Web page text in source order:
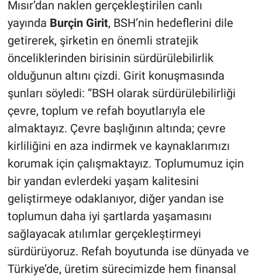
Mısır’dan naklen gerçekleştirilen canlı
yayında Burçin Girit, BSH’nin hedeflerini dile
getirerek, şirketin en önemli stratejik
önceliklerinden birisinin sürdürülebilirlik
olduğunun altını çizdi. Girit konuşmasında
şunları söyledi: “BSH olarak sürdürülebilirliği
çevre, toplum ve refah boyutlarıyla ele
almaktayız. Çevre başlığının altında; çevre
kirliliğini en aza indirmek ve kaynaklarımızı
korumak için çalışmaktayız. Toplumumuz için
bir yandan evlerdeki yaşam kalitesini
geliştirmeye odaklanıyor, diğer yandan ise
toplumun daha iyi şartlarda yaşamasını
sağlayacak atılımlar gerçekleştirmeyi
sürdürüyoruz. Refah boyutunda ise dünyada ve
Türkiye’de, üretim sürecimizde hem finansal